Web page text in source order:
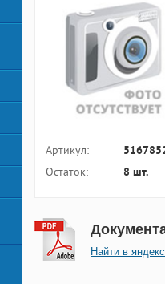
Артикул:
Остаток: 8 шт.
Найти в яндекс